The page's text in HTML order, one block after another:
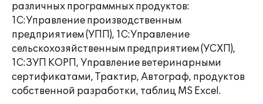
различных программных продуктов:
1С:Управление производственным
предприятием (УПП), 1С:Управление
сельскохозяйственным предприятием (УСХП),
1С:ЗУП КОРП, Управление ветеринарными
сертификатами, Трактир, Автограф, продуктов
собственной разработки, таблиц MS Excel.